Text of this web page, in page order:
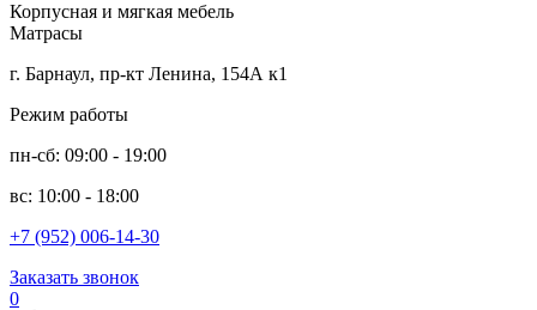
Корпусная и мягкая мебель
Матрасы
г. Барнаул, пр-кт Ленина, 154А к1
Режим работы
пн-сб: 09:00 - 19:00
вс: 10:00 - 18:00
+7 (952) 006-14-30
Заказать звонок
0